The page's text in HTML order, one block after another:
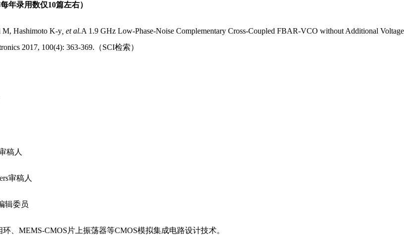
年录用数仅10篇左右）
M, Hashimoto K-y , et al.A 1.9 GHz Low-Phase-Noise Complementary Cross-Coupled FBAR-VCO without Additional
2017, 100(4): 363-369.（SCI检索）
稿人
审稿人
辑委员
、MEMS-CMOS片上振荡器等CMOS模拟集成电路设计技术。